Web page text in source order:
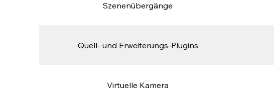
Szenenübergänge
Quell- und Erweiterungs-Plugins
Virtuelle Kamera